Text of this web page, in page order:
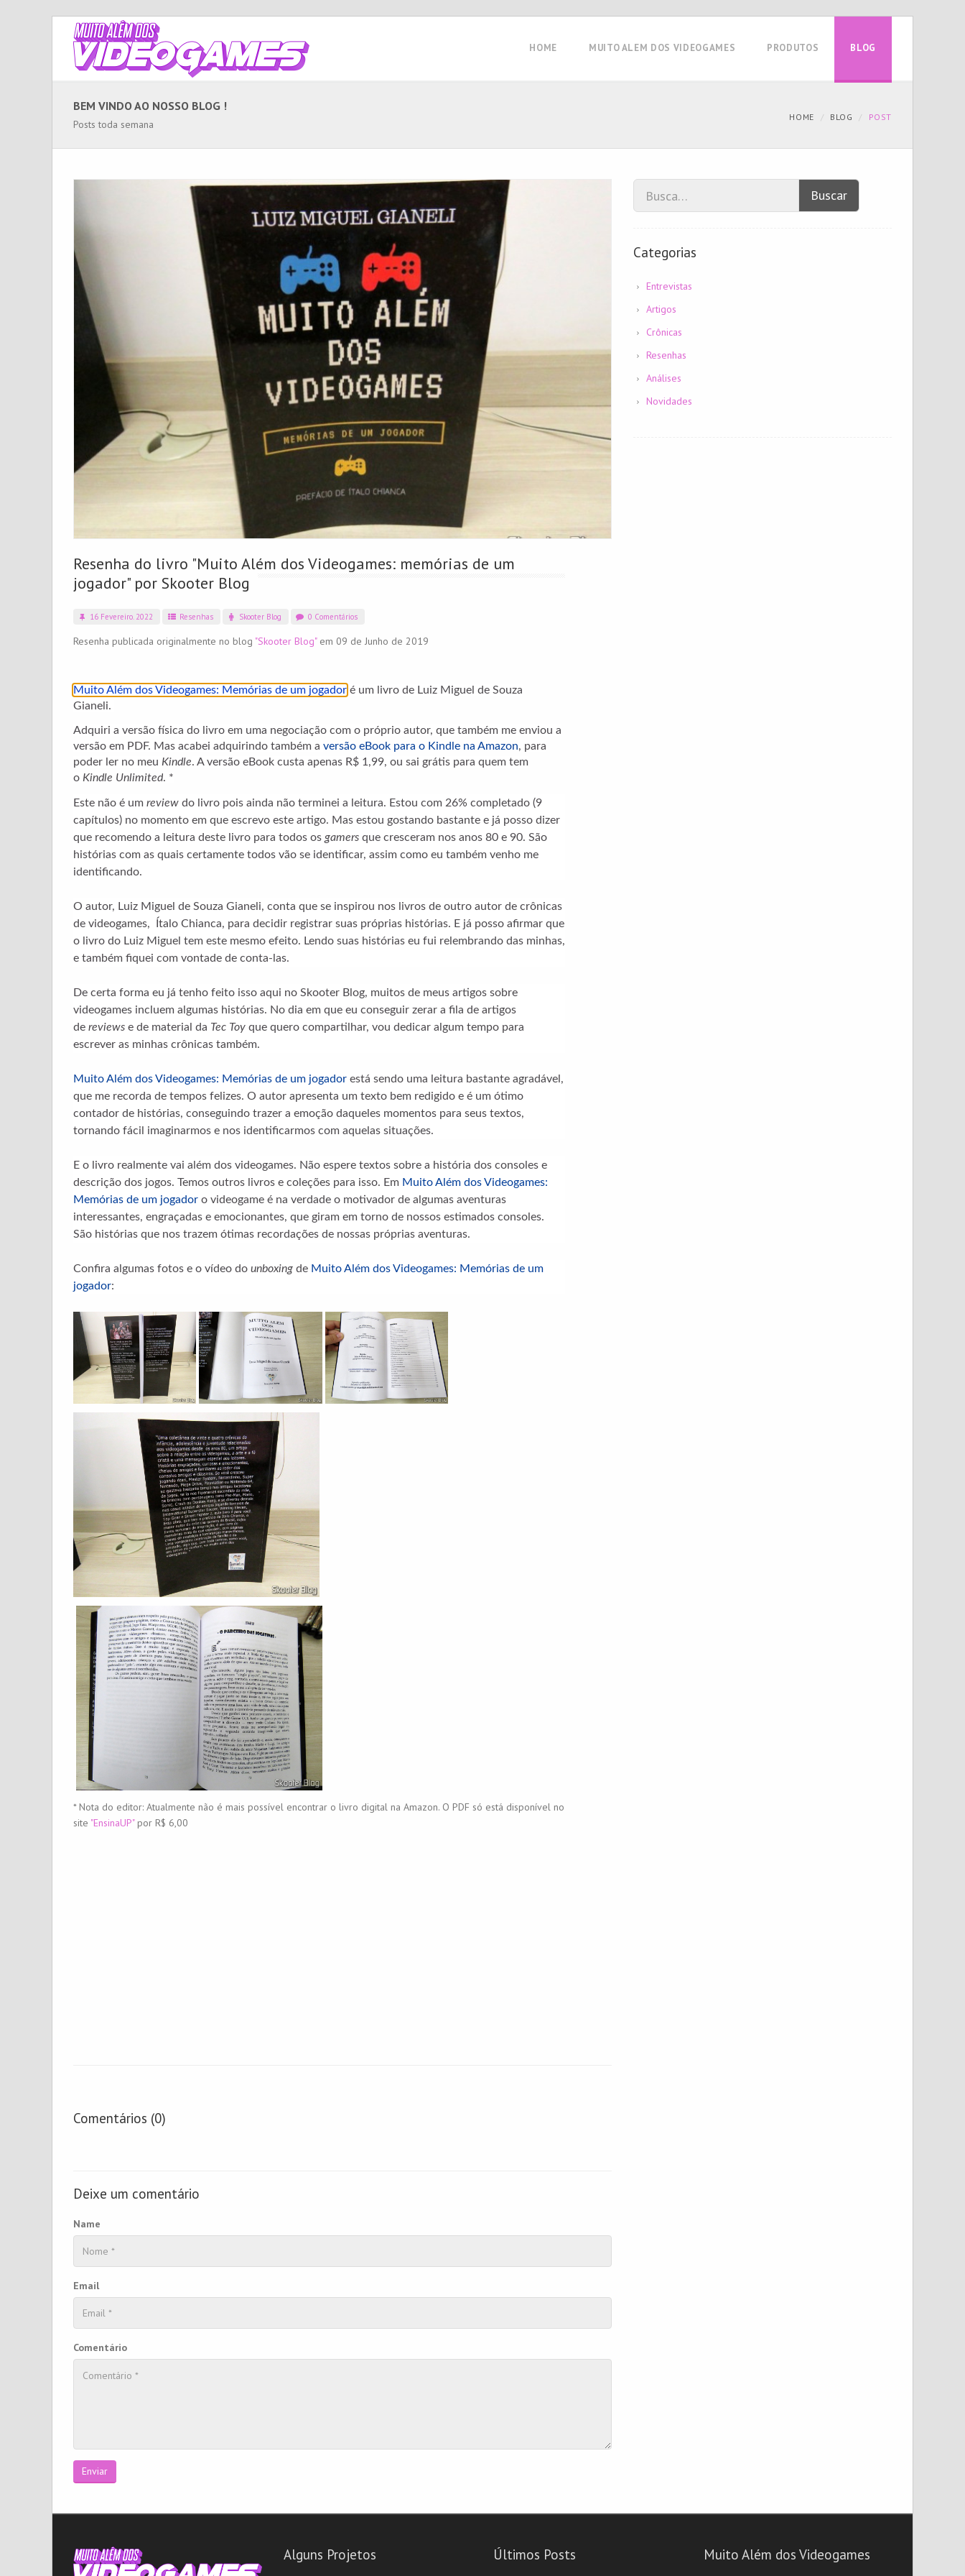
HOME MUITO ALEM DOS VIDEOGAMES PRODUTOS BLOG
BEM VINDO AO NOSSO BLOG !
Posts toda semana
HOME BLOG POST
Resenha do livro "Muito Além dos Videogames: memórias de um
jogador" por Skooter Blog
16 Fevereiro. 2022 Resenhas Skooter Blog 0 Comentários
Resenha publicada originalmente no blog "Skooter Blog"em 09 de Junho de 2019
Muito Além dos Videogames: Memórias de um jogador é um livro de Luiz Miguel de Souza
Gianeli.
Adquiri a versão física do livro em uma negociação com o próprio autor, que também me enviou a
versão em PDF. Mas acabei adquirindo também a versão eBook para o Kindle na Amazon, para
poder ler no meu Kindle. A versão eBook custa apenas R$ 1,99, ou sai grátis para quem tem
o Kindle Unlimited. *
Este não é um review do livro pois ainda não terminei a leitura. Estou com 26% completado (9
capítulos) no momento em que escrevo este artigo. Mas estou gostando bastante e já posso dizer
que recomendo a leitura deste livro para todos os gamers que cresceram nos anos 80 e 90. São
histórias com as quais certamente todos vão se identificar, assim como eu também venho me
identificando.
O autor, Luiz Miguel de Souza Gianeli, conta que se inspirou nos livros de outro autor de crônicas
de videogames, Ítalo Chianca, para decidir registrar suas próprias histórias. E já posso afirmar que
o livro do Luiz Miguel tem este mesmo efeito. Lendo suas histórias eu fui relembrando das minhas,
e também fiquei com vontade de conta-las.
De certa forma eu já tenho feito isso aqui no Skooter Blog, muitos de meus artigos sobre
videogames incluem algumas histórias. No dia em que eu conseguir zerar a fila de artigos
de reviews e de material da Tec Toy que quero compartilhar, vou dedicar algum tempo para
escrever as minhas crônicas também.
Muito Além dos Videogames: Memórias de um jogador está sendo uma leitura bastante agradável,
que me recorda de tempos felizes. O autor apresenta um texto bem redigido e é um ótimo
contador de histórias, conseguindo trazer a emoção daqueles momentos para seus textos,
tornando fácil imaginarmos e nos identificarmos com aquelas situações.
E o livro realmente vai além dos videogames. Não espere textos sobre a história dos consoles e
descrição dos jogos. Temos outros livros e coleções para isso. Em Muito Além dos Videogames:
Memórias de um jogador o videogame é na verdade o motivador de algumas aventuras
interessantes, engraçadas e emocionantes, que giram em torno de nossos estimados consoles.
São histórias que nos trazem ótimas recordações de nossas próprias aventuras.
Confira algumas fotos e o vídeo do unboxing de Muito Além dos Videogames: Memórias de um
jogador:
* Nota do editor: Atualmente não é mais possível encontrar o livro digital na Amazon. O PDF só está disponível no
site "EnsinaUP"por R$ 6,00
Comentários (0)
Deixe um comentário
Name
Email
Comentário
Enviar
Buscar
Categorias
Entrevistas
Artigos
Crônicas
Resenhas
Análises
Novidades
Alguns Projetos Últimos Posts Muito Além dos Videogames